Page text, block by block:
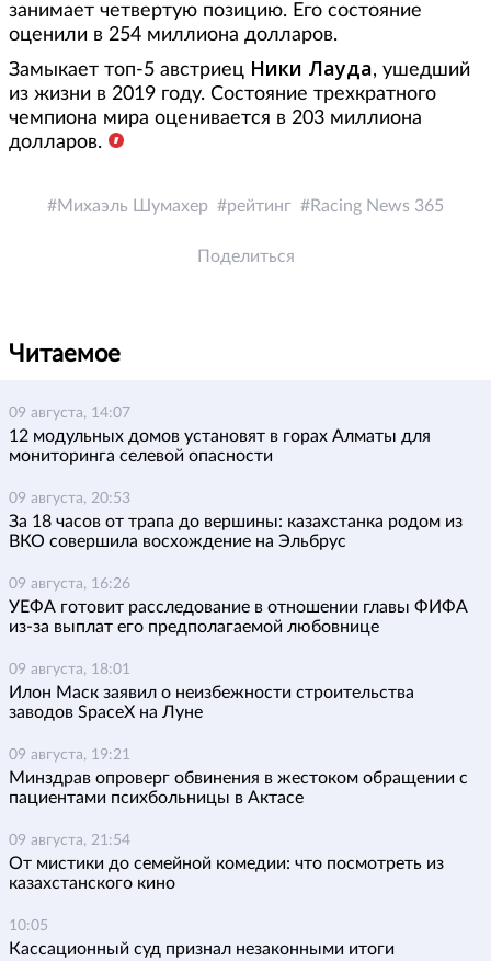
занимает четвертую позицию. Его состояние
оценили в 254 миллиона долларов.
Замыкает топ-5 австриец Ники Лауда, ушедший
из жизни в 2019 году. Состояние трехкратного
чемпиона мира оценивается в 203 миллиона
долларов.
Михаэль Шумахер рейтинг Racing News 365
Поделиться
Читаемое
09 августа, 14:07
12 модульных домов установят в горах Алматы для
мониторинга селевой опасности
09 августа, 20:53
За 18 часов от трапа до вершины: казахстанка родом из
ВКО совершила восхождение на Эльбрус
09 августа, 16:26
УЕФА готовит расследование в отношении главы ФИФА
из-за выплат его предполагаемой любовнице
09 августа, 18:01
Илон Маск заявил о неизбежности строительства
заводов SpaceX на Луне
09 августа, 19:21
Минздрав опроверг обвинения в жестоком обращении с
пациентами психбольницы в Актасе
09 августа, 21:54
От мистики до семейной комедии: что посмотреть из
казахстанского кино
10:05
Кассационный суд признал незаконными итоги